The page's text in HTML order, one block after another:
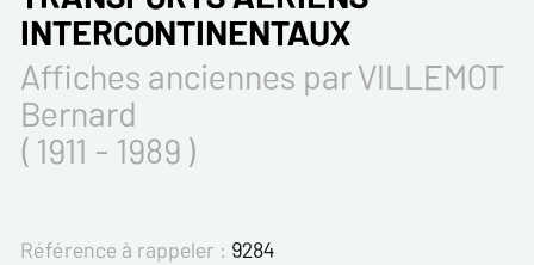
INTERCONTINENTAUX
Affiches anciennes par VILLEMOT
Bernard
( 1911 - 1989 )
Référence à rappeler : 9284